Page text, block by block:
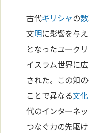
古代ギリシャの数
文明に影響を与
となったユーク
イスラム世界に
された。この知
ことで異なる文化
代のインターネ
つなぐ力の先駆け